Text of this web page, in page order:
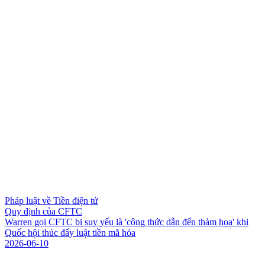
Pháp luật về Tiền điện tử
Quy định của CFTC
Warren gọi CFTC bị suy yếu là 'công thức dẫn đến thảm họa' khi
Quốc hội thúc đẩy luật tiền mã hóa
2026-06-10